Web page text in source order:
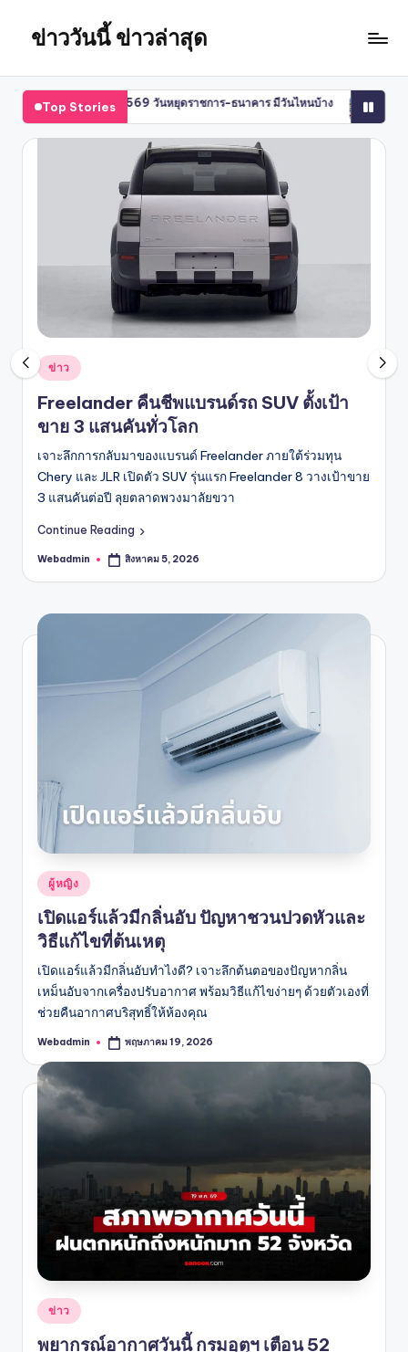
content
ข่าววันนี้ ข่าวล่าสุด
Top Stories
คม 2569 วันหยุดราชการ-ธนาคาร มีวันไหนบ้าง สื่อจอร์เจียเผย ฮลุน โซโล่
กรกฎาคม 30, 2026
Posted
in
ข่าว
Freelander คืนชีพแบรนด์รถ SUV ตั้งเป้า
ขาย 3 แสนคันทั่วโลก
เจาะลึกการกลับมาของแบรนด์ Freelander ภายใต้ร่วมทุน
Chery และ JLR เปิดตัว SUV รุ่นแรก Freelander 8 วางเป้าขาย
3 แสนคันต่อปี ลุยตลาดพวงมาลัยขวา
Continue Reading
Posted
Webadmin สิงหาคม 5, 2026
Posted
in
ผู้หญิง
เปิดแอร์แล้วมีกลิ่นอับ ปัญหาชวนปวดหัวและ
วิธีแก้ไขที่ต้นเหตุ
เปิดแอร์แล้วมีกลิ่นอับทำไงดี? เจาะลึกต้นตอของปัญหากลิ่น
เหม็นอับจากเครื่องปรับอากาศ พร้อมวิธีแก้ไขง่ายๆ ด้วยตัวเองที่
ช่วยคืนอากาศบริสุทธิ์ให้ห้องคุณ
Posted
Webadmin พฤษภาคม 19, 2026
Posted
in
ข่าว
พยากรณ์อากาศวันนี้ กรมอุตุฯ เตือน 52